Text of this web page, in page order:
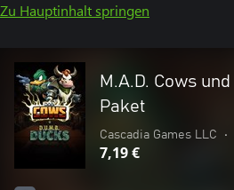
Zu Hauptinhalt springen
M.A.D. Cows
Paket
Cascadia Games LLC •
7,19 €